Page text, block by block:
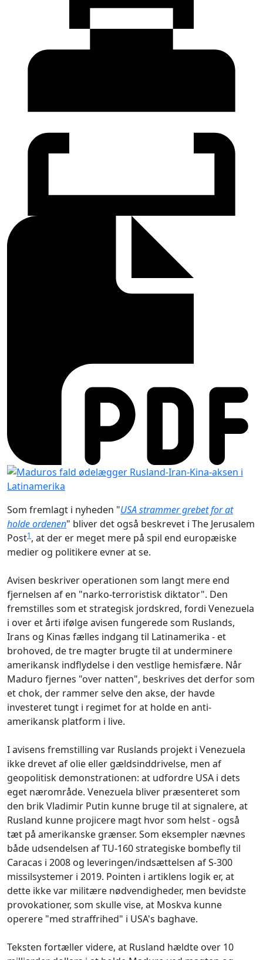
Som fremlagt i nyheden "USA strammer grebet for at
holde ordenen" bliver det også beskrevet i The Jerusalem
Post1, at der er meget mere på spil end europæiske
medier og politikere evner at se.
Avisen beskriver operationen som langt mere end
fjernelsen af en "narko-terroristisk diktator". Den
fremstilles som et strategisk jordskred, fordi Venezuela
i over et årti ifølge avisen fungerede som Ruslands,
Irans og Kinas fælles indgang til Latinamerika - et
brohoved, de tre magter brugte til at underminere
amerikansk indflydelse i den vestlige hemisfære. Når
Maduro fjernes "over natten", beskrives det derfor som
et chok, der rammer selve den akse, der havde
investeret tungt i regimet for at holde en anti-
amerikansk platform i live.
I avisens fremstilling var Ruslands projekt i Venezuela
ikke drevet af olie eller gældsinddrivelse, men af
geopolitisk demonstrationen: at udfordre USA i dets
eget nærområde. Venezuela bliver præsenteret som
den brik Vladimir Putin kunne bruge til at signalere, at
Rusland kunne projicere magt hvor som helst - også
tæt på amerikanske grænser. Som eksempler nævnes
både udsendelsen af TU-160 strategiske bombefly til
Caracas i 2008 og leveringen/indsættelsen af S-300
missilsystemer i 2019. Pointen i artiklens logik er, at
dette ikke var militære nødvendigheder, men bevidste
provokationer, som skulle vise, at Moskva kunne
operere "med straffrihed" i USA's baghave.
Teksten fortæller videre, at Rusland hældte over 10